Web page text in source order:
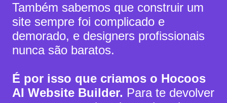
Também sabemos que construir um
site sempre foi complicado e
demorado, e designers profissionais
nunca são baratos.
É por isso que criamos o Hocoos
AI Website Builder. Para te devolver